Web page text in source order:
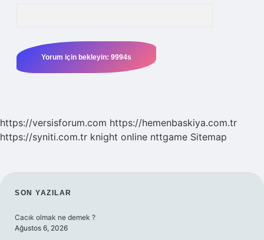
https://versisforum.com https://hemenbaskiya.com.tr
https://syniti.com.tr knight online nttgame Sitemap
SIDEBAR
SON YAZILAR
Cacık olmak ne demek ?
Ağustos 6, 2026